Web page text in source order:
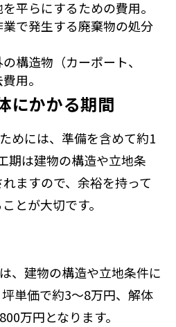
平らにするための費用。
で発生する廃棄物の処分
構造物（カーポート、
用。
にかかる期間
めには、準備を含めて約1
期は建物の構造や立地条
ますので、余裕を持って
とが大切です。
、建物の構造や立地条件に
単価で約3～8万円、解体
万円となります。